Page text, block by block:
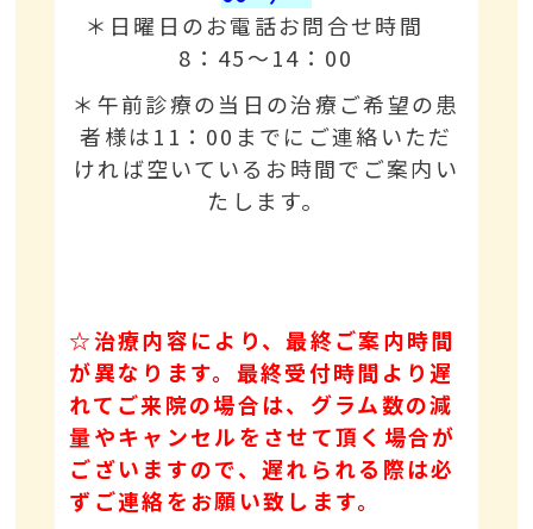
＊日曜日のお電話お問合せ時間
8：45～14：00
＊午前診療の当日の治療ご希望の患
者様は11：00までにご連絡いただ
ければ空いているお時間でご案内い
たします。
☆治療内容により、最終ご案内時間
が異なります。最終受付時間より遅
れてご来院の場合は、グラム数の減
量やキャンセルをさせて頂く場合が
ございますので、遅れられる際は必
ずご連絡をお願い致します。